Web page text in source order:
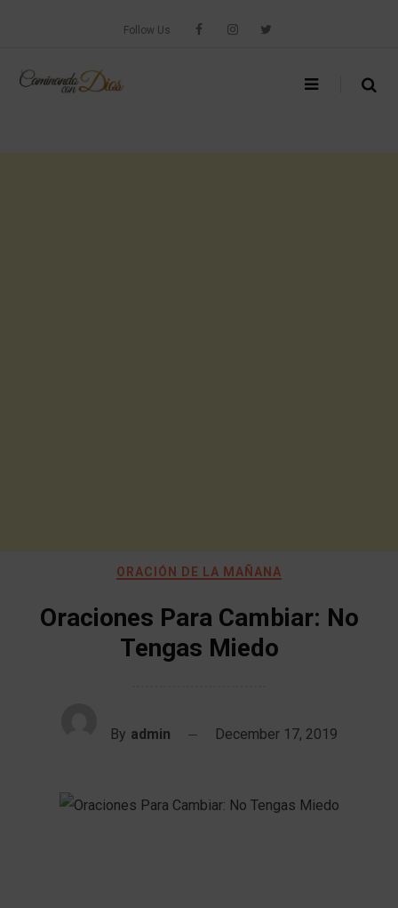
Follow Us
ORACIÓN DE LA MAÑANA
Oraciones Para Cambiar: No
Tengas Miedo
By admin December 17, 2019